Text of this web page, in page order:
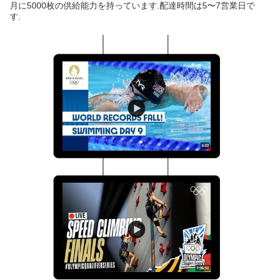
月に5000枚の供給能力を持っています.配達時間は5〜7営業日で
す.